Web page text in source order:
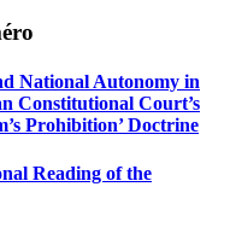
National Autonomy in
Constitutional Court’s
Prohibition’ Doctrine
Reading of the